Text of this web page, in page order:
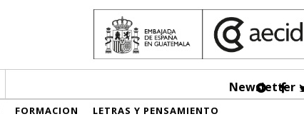
Newsletter
FORMACION LETRAS Y PENSAMIENTO